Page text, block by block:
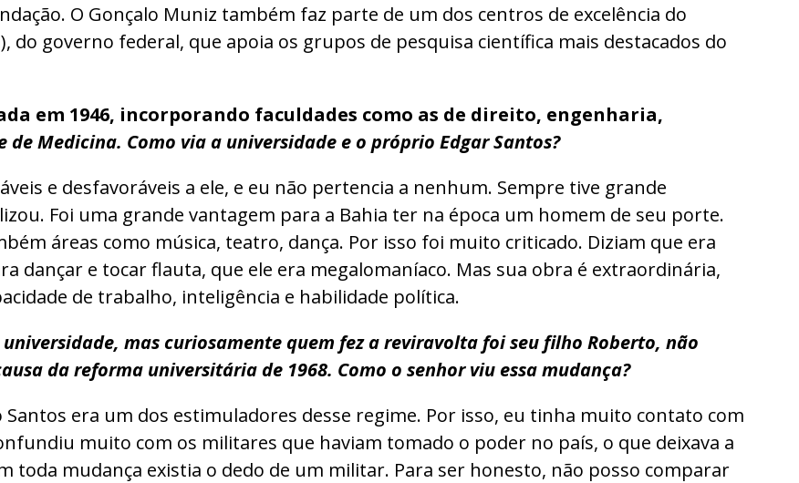
O Gonçalo Muniz também faz parte de um dos centros de excelência do
do governo federal, que apoia os grupos de pesquisa científica mais destacados do
em 1946, incorporando faculdades como as de direito, engenharia,
Medicina. Como via a universidade e o próprio Edgar Santos?
e desfavoráveis a ele, e eu não pertencia a nenhum. Sempre tive grande
Foi uma grande vantagem para a Bahia ter na época um homem de seu porte.
áreas como música, teatro, dança. Por isso foi muito criticado. Diziam que era
dançar e tocar flauta, que ele era megalomaníaco. Mas sua obra é extraordinária,
de trabalho, inteligência e habilidade política.
mas curiosamente quem fez a reviravolta foi seu filho Roberto, não
da reforma universitária de 1968. Como o senhor viu essa mudança?
era um dos estimuladores desse regime. Por isso, eu tinha muito contato com
muito com os militares que haviam tomado o poder no país, o que deixava a
toda mudança existia o dedo de um militar. Para ser honesto, não posso comparar